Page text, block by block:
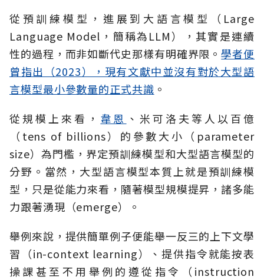
從預訓練模型，進展到大語言模型（Large
Language Model，簡稱為LLM），其實是連續
性的過程，而非如斷代史那樣有明確界限。學者便
曾指出（2023），現有文獻中並沒有對於大型語
言模型最小參數量的正式共識 。
從規模上來看， 韋恩 、米可洛夫等人以百億
（tens of billions）的參數大小（parameter
size）為門檻，界定預訓練模型和大型語言模型的
分野。當然，大型語言模型本質上就是預訓練模
型，只是從能力來看，隨著模型規模提昇，諸多能
力跟著湧現（emerge）。
舉例來說，提供簡單例子便能舉一反三的上下文學
習（in-context learning）、提供指令就能按表
操課甚至不用舉例的遵從指令（instruction